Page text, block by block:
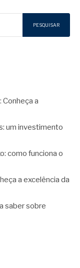
PESQUISAR
a
um investimento
como funciona o
a excelência da
saber sobre